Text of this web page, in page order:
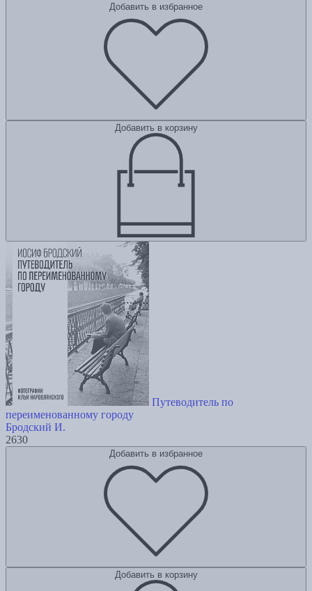
Добавить в избранное
Добавить в корзину
Путеводитель по
переименованному городу
Бродский И.
2630
Добавить в избранное
Добавить в корзину